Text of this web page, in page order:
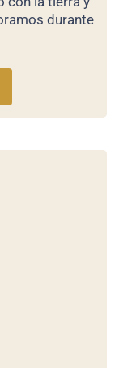
durante